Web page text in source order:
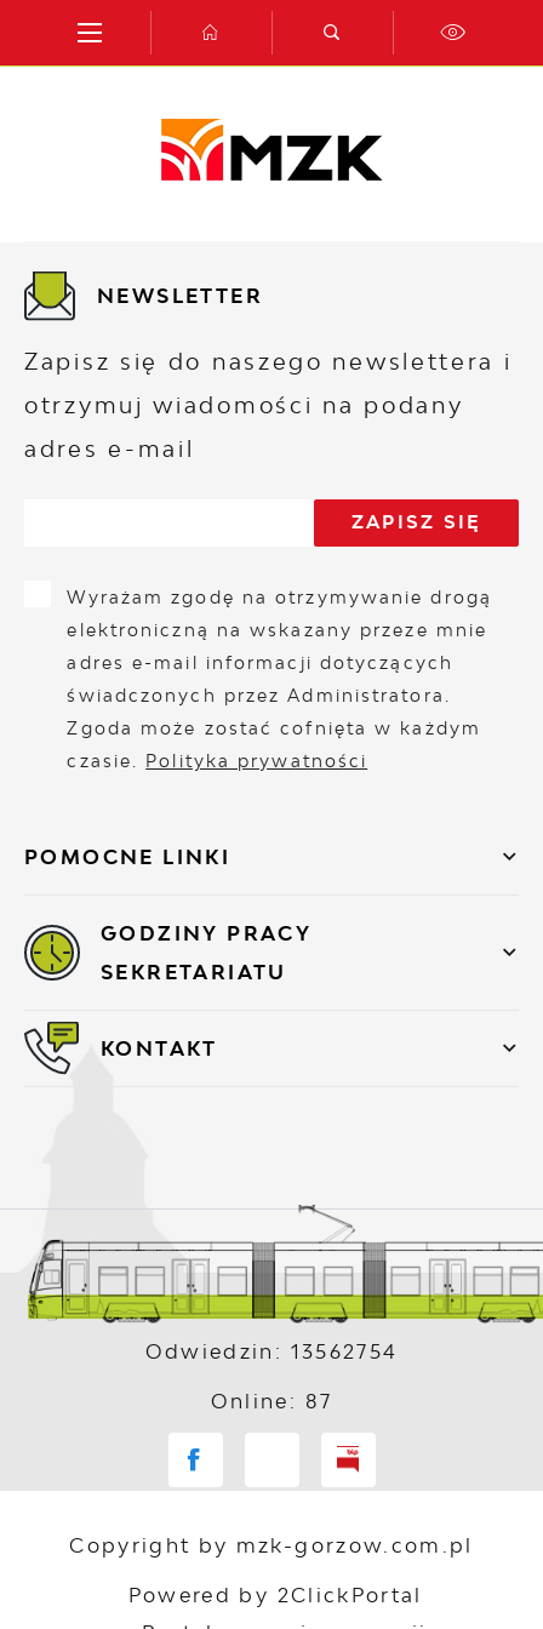
Przejdź do menu.
Przejdź do wyszukiwarki.
Przejdź do treści.
Przejdź do ustawień wielkości czcionki.
Włącz wersję kontrastową strony.
POMOCNE LINKI
NEWSLETTER
Zapisz się do naszego newslettera i
otrzymuj wiadomości na podany
adres e-mail
Wyrażam zgodę na otrzymywanie drogą
elektroniczną na wskazany przeze mnie
adres e-mail informacji dotyczących
świadczonych przez Administratora.
Zgoda może zostać cofnięta w każdym
czasie. Polityka prywatności
GODZINY PRACY
SEKRETARIATU
KONTAKT
Odwiedzin: 13562754
Online: 87
Copyright by mzk-gorzow.com.pl
Powered by 2ClickPortal